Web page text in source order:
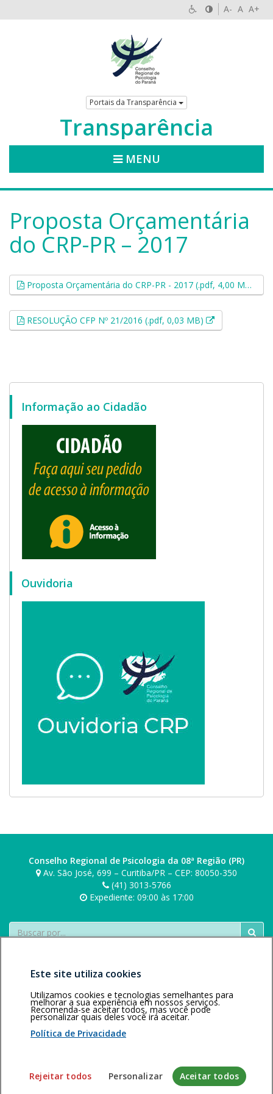
A- A A+
Portais da Transparência
Transparência
MENU
Proposta Orçamentária
do CRP-PR – 2017
Proposta Orçamentária do CRP-PR - 2017 (.pdf, 4,00 MB)
RESOLUÇÃO CFP Nº 21/2016 (.pdf, 0,03 MB) Esse link
Informação ao Cidadão
Ouvidoria
Conselho Regional de Psicologia da 08ª Região (PR)
Av. São José, 699 – Curitiba/PR – CEP: 80050-350
(41) 3013-5766
Expediente: 09:00 às 17:00
Buscar
Área restritaPolítica de
privacidadePersonalização
de cookies
Sistema desenvolvido pela Gerência de Tecnologia da
Este site utiliza cookies
Utilizamos cookies e tecnologias semelhantes para
melhorar a sua experiência em nossos serviços.
Recomenda-se aceitar todos, mas você pode
personalizar quais deles você irá aceitar.
Política de Privacidade
Rejeitar todos Personalizar Aceitar todos